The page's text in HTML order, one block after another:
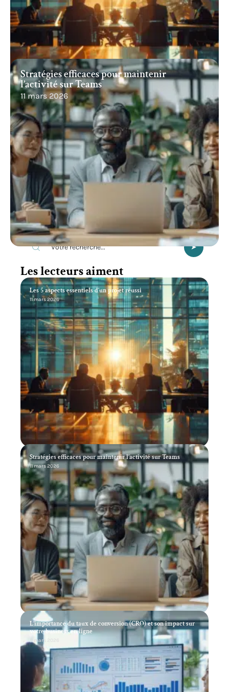
Stratégies efficaces pour maintenir
l’activité sur Teams
11 mars 2026
Recherche
Les lecteurs aiment
Les 5 aspects essentiels d’un projet réussi
11 mars 2026
Stratégies efficaces pour maintenir l’activité sur Teams
11 mars 2026
L’importance du taux de conversion (CRO) et son impact sur
votre business en ligne
11 mars 2026